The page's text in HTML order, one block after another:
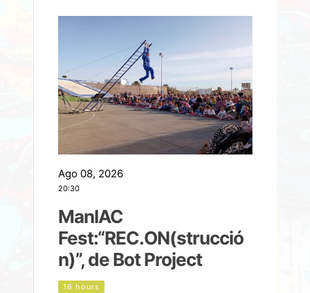
Ago 08, 2026
20:30
ManIAC
Fest:“REC.ON(strucció
n)”, de Bot Project
16 hours